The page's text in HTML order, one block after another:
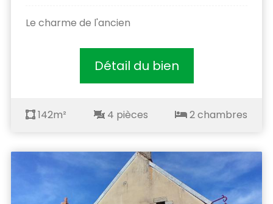
Le charme de l'ancien
Détail du bien
142m² 4 pièces 2 chambres